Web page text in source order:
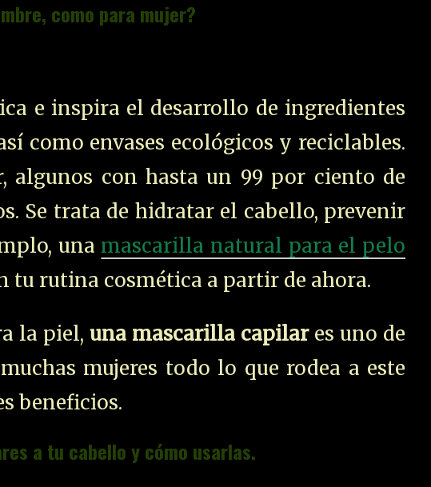
como para mujer?
e inspira el desarrollo de ingredientes
como envases ecológicos y reciclables.
algunos con hasta un 99 por ciento de
Se trata de hidratar el cabello, prevenir
una mascarilla natural para el pelo
tu rutina cosmética a partir de ahora.
la piel,una mascarilla capilares uno de
mujeres todo lo que rodea a este
beneficios.
a tu cabello y cómo usarlas.